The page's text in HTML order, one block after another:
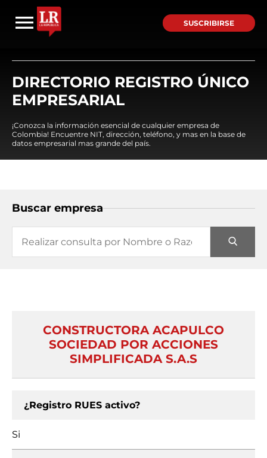
SUSCRIBIRSE
DIRECTORIO REGISTRO ÚNICO
EMPRESARIAL
¡Conozca la información esencial de cualquier empresa de
Colombia! Encuentre NIT, dirección, teléfono, y mas en la base de
datos empresarial mas grande del país.
Buscar empresa
CONSTRUCTORA ACAPULCO
SOCIEDAD POR ACCIONES
SIMPLIFICADA S.A.S
¿Registro RUES activo?
Si